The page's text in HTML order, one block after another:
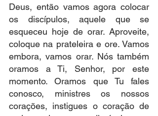
Deus, então vamos agora colocar
os discípulos, aquele que se
esqueceu hoje de orar. Aproveite,
coloque na prateleira e ore. Vamos
embora, vamos orar. Nós também
oramos a Ti, Senhor, por este
momento. Oramos que Tu fales
conosco, ministres os nossos
corações, instigues o coração de